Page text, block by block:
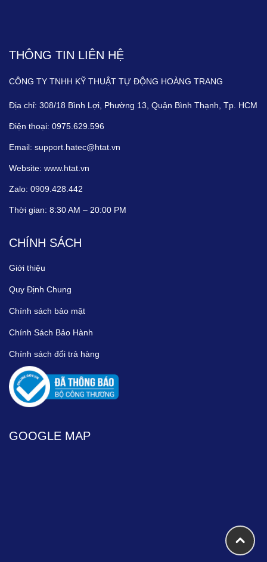
THÔNG TIN LIÊN HỆ
CÔNG TY TNHH KỸ THUẬT TỰ ĐỘNG HOÀNG TRANG
Địa chỉ: 308/18 Bình Lợi, Phường 13, Quận Bình Thạnh, Tp. HCM
Điện thoại: 0975.629.596
Email: support.hatec@htat.vn
Website: www.htat.vn
Zalo: 0909.428.442
Thời gian: 8:30 AM – 20:00 PM
CHÍNH SÁCH
Giới thiệu
Quy Định Chung
Chính sách bảo mật
Chính Sách Bảo Hành
Chính sách đổi trả hàng
GOOGLE MAP